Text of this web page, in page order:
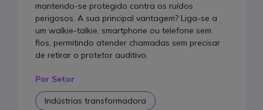
mantendo-se protegido contra os ruídos
perigosos. A sua principal vantagem? Liga-se a
um walkie-talkie, smartphone ou telefone sem
fios, permitindo atender chamadas sem precisar
de retirar o protetor auditivo.
Por Setor
Indústrias transformadora